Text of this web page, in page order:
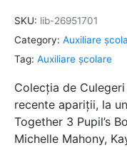
SKU: lib-26951701
Category: Auxiliare
Tag: Auxiliare şcolare
Colecția de
recente apariții, la
Together 3 Pupil’s
Michelle Mahony,